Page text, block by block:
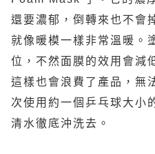
還要濃郁，倒轉來也不會
就像暖模一樣非常溫暖。
位，不然面膜的效用會減
這樣也會浪費了產品，無
次使用約一個乒乓球大小
清水徹底沖洗去。